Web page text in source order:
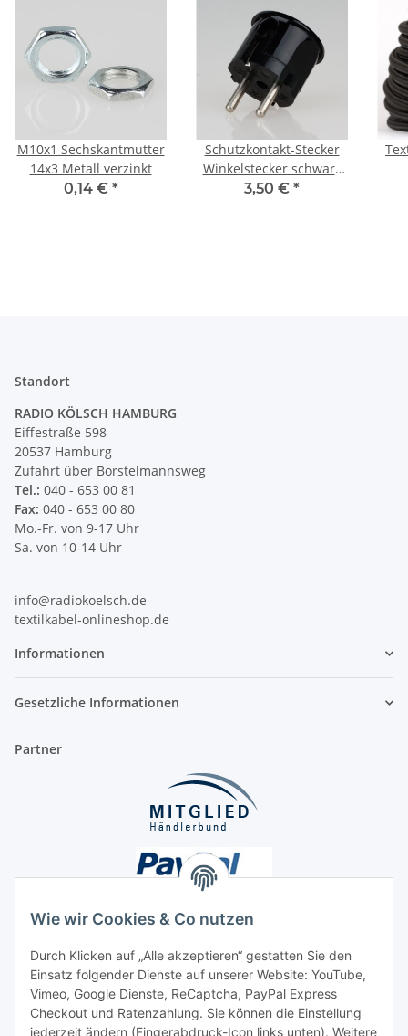
Wie wir Cookies & Co nutzen
Durch Klicken auf „Alle akzeptieren“ gestatten Sie den
Einsatz folgender Dienste auf unserer Website: YouTube,
Vimeo, Google Dienste, ReCaptcha, PayPal Express
Checkout und Ratenzahlung. Sie können die Einstellung
jederzeit ändern (Fingerabdruck-Icon links unten). Weitere
M10x1 Sechskantmutter
14x3 Metall verzinkt
0,14 € *
Schutzkontakt-Stecker
Winkelstecker schwarz
Bakelit Optik 250V/16A
3,50 € *
Standort
RADIO KÖLSCH HAMBURG
Eiffestraße 598
20537 Hamburg
Zufahrt über Borstelmannsweg
Tel.: 040 - 653 00 81
Fax: 040 - 653 00 80
Mo.-Fr. von 9-17 Uhr
Sa. von 10-14 Uhr
info@radiokoelsch.de
textilkabel-onlineshop.de
Informationen
Gesetzliche Informationen
Partner
Unsere Seiten
Social Media